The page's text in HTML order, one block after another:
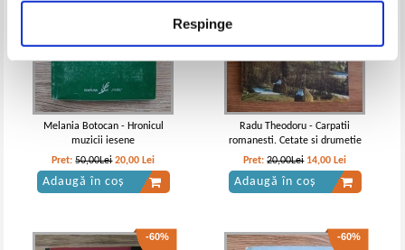
Respinge
Melania Botocan - Hronicul
muzicii iesene
Pret:50,00Lei 20,00 Lei
Adaugă în coș
Radu Theodoru - Carpatii
romanesti. Cetate si drumetie
Pret:20,00Lei 14,00 Lei
Adaugă în coș
-60% -60%